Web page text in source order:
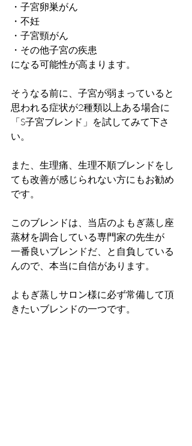
・子宮卵巣がん
・不妊
・子宮頸がん
・その他子宮の疾患
になる可能性が高まります。
そうなる前に、子宮が弱まっていると
思われる症状が2種類以上ある場合に
「S子宮ブレンド」を試してみて下さ
い。
また、生理痛、生理不順ブレンドをし
ても改善が感じられない方にもお勧め
です。
このブレンドは、当店のよもぎ蒸し座
蒸材を調合している専門家の先生が
一番良いブレンドだ、と自負している
んので、本当に自信があります。
よもぎ蒸しサロン様に必ず常備して頂
きたいブレンドの一つです。